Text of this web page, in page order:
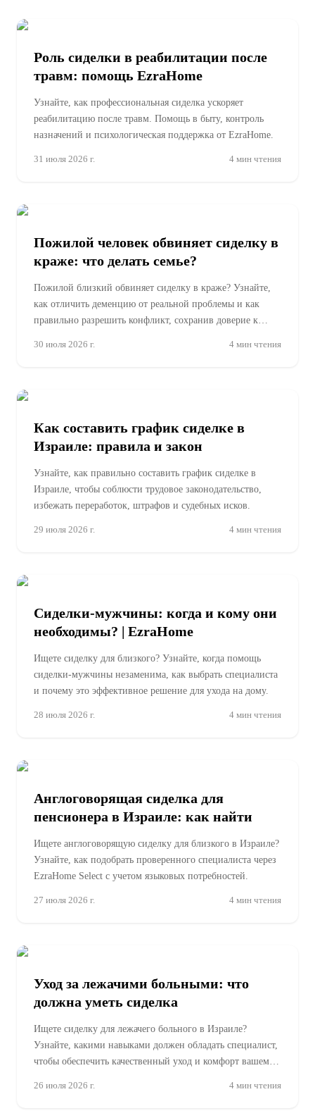
Роль сиделки в реабилитации после
травм: помощь EzraHome
Узнайте, как профессиональная сиделка ускоряет
реабилитацию после травм. Помощь в быту, контроль
назначений и психологическая поддержка от EzraHome.
31 июля 2026 г. 4 мин чтения
Пожилой человек обвиняет сиделку в
краже: что делать семье?
Пожилой близкий обвиняет сиделку в краже? Узнайте,
как отличить деменцию от реальной проблемы и как
правильно разрешить конфликт, сохранив доверие к
30 июля 2026 г. 4 мин чтения
Как составить график сиделке в
Израиле: правила и закон
Узнайте, как правильно составить график сиделке в
Израиле, чтобы соблюсти трудовое законодательство,
избежать переработок, штрафов и судебных исков.
29 июля 2026 г. 4 мин чтения
Сиделки-мужчины: когда и кому они
необходимы? | EzraHome
Ищете сиделку для близкого? Узнайте, когда помощь
сиделки-мужчины незаменима, как выбрать специалиста
и почему это эффективное решение для ухода на дому.
28 июля 2026 г. 4 мин чтения
Англоговорящая сиделка для
пенсионера в Израиле: как найти
Ищете англоговорящую сиделку для близкого в Израиле?
Узнайте, как подобрать проверенного специалиста через
EzraHome Select с учетом языковых потребностей.
27 июля 2026 г. 4 мин чтения
Уход за лежачими больными: что
должна уметь сиделка
Ищете сиделку для лежачего больного в Израиле?
Узнайте, какими навыками должен обладать специалист,
чтобы обеспечить качественный уход и комфорт вашему
26 июля 2026 г. 4 мин чтения